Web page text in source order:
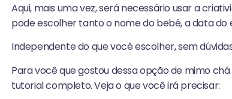
Aqui, mais uma vez, será necessário usar a
pode escolher tanto o nome do bebê, a data do
Independente do que você escolher, sem
Para você que gostou dessa opção de mimo
tutorial completo. Veja o que você irá precisar: